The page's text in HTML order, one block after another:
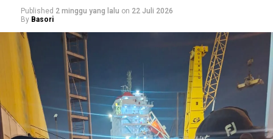
Published 2 minggu yang lalu on 22 Juli 2026
By Basori